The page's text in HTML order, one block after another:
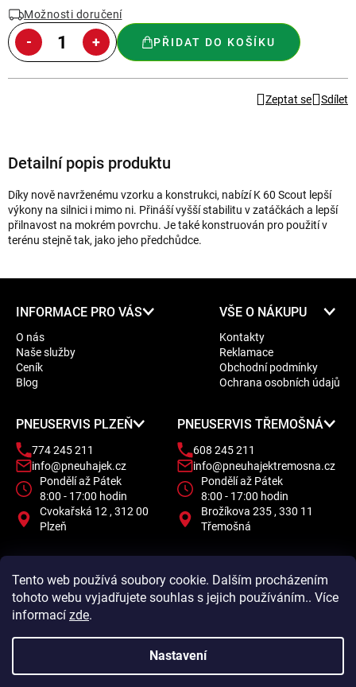
Tento web používá soubory cookie. Dalším procházením
tohoto webu vyjadřujete souhlas s jejich používáním.. Více
informací zde.
Nastavení
Možnosti doručení
PŘIDAT DO KOŠÍKU
Zeptat se Sdílet
Detailní popis produktu
Díky nově navrženému vzorku a konstrukci, nabízí K 60 Scout lepší
výkony na silnici i mimo ni. Přináší vyšší stabilitu v zatáčkách a lepší
přilnavost na mokrém povrchu. Je také konstruován pro použití v
terénu stejně tak, jako jeho předchůdce.
INFORMACE PRO VÁS
O nás
Naše služby
Ceník
Blog
VŠE O NÁKUPU
Kontakty
Reklamace
Obchodní podmínky
Ochrana osobních údajů
PNEUSERVIS PLZEŇ
774 245 211
info@pneuhajek.cz
Pondělí až Pátek
8:00 - 17:00 hodin
Cvokařská 12 , 312 00
Plzeň
PNEUSERVIS TŘEMOŠNÁ
608 245 211
info@pneuhajektremosna.cz
Pondělí až Pátek
8:00 - 17:00 hodin
Brožíkova 235 , 330 11
Třemošná